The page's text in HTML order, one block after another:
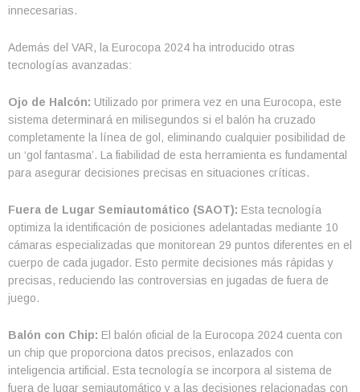
innecesarias.
Además del VAR, la Eurocopa 2024 ha introducido otras
tecnologías avanzadas:
Ojo de Halcón: Utilizado por primera vez en una Eurocopa, este
sistema determinará en milisegundos si el balón ha cruzado
completamente la línea de gol, eliminando cualquier posibilidad de
un ‘gol fantasma’. La fiabilidad de esta herramienta es fundamental
para asegurar decisiones precisas en situaciones críticas.
Fuera de Lugar Semiautomático (SAOT): Esta tecnología
optimiza la identificación de posiciones adelantadas mediante 10
cámaras especializadas que monitorean 29 puntos diferentes en el
cuerpo de cada jugador. Esto permite decisiones más rápidas y
precisas, reduciendo las controversias en jugadas de fuera de
juego.
Balón con Chip: El balón oficial de la Eurocopa 2024 cuenta con
un chip que proporciona datos precisos, enlazados con
inteligencia artificial. Esta tecnología se incorpora al sistema de
fuera de lugar semiautomático y a las decisiones relacionadas con